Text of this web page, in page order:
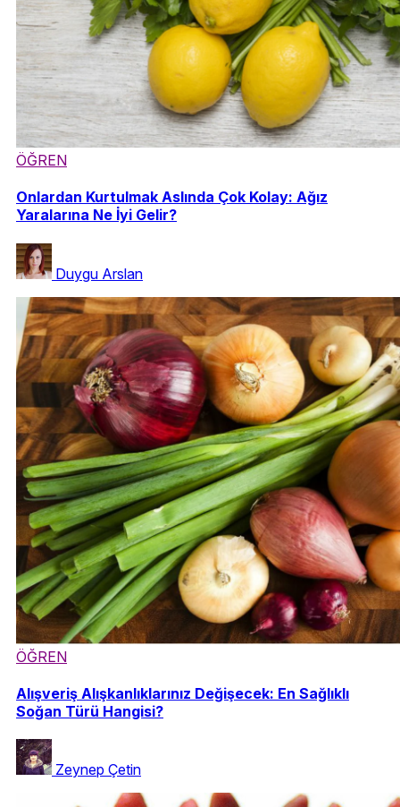
ÖĞREN
Onlardan Kurtulmak Aslında Çok Kolay: Ağız
Yaralarına Ne İyi Gelir?
Duygu Arslan
ÖĞREN
Alışveriş Alışkanlıklarınız Değişecek: En Sağlıklı
Soğan Türü Hangisi?
Zeynep Çetin